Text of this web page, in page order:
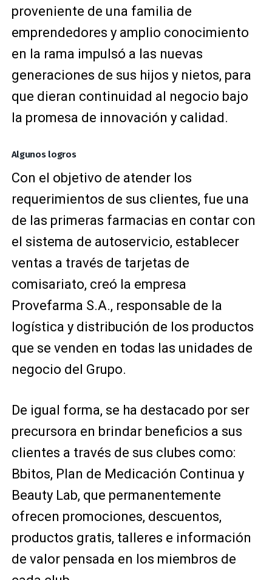
proveniente de una familia de
emprendedores y amplio conocimiento
en la rama impulsó a las nuevas
generaciones de sus hijos y nietos, para
que dieran continuidad al negocio bajo
la promesa de innovación y calidad.
Algunos logros
Con el objetivo de atender los
requerimientos de sus clientes, fue una
de las primeras farmacias en contar con
el sistema de autoservicio, establecer
ventas a través de tarjetas de
comisariato, creó la empresa
Provefarma S.A., responsable de la
logística y distribución de los productos
que se venden en todas las unidades de
negocio del Grupo.
De igual forma, se ha destacado por ser
precursora en brindar beneficios a sus
clientes a través de sus clubes como:
Bbitos, Plan de Medicación Continua y
Beauty Lab, que permanentemente
ofrecen promociones, descuentos,
productos gratis, talleres e información
de valor pensada en los miembros de